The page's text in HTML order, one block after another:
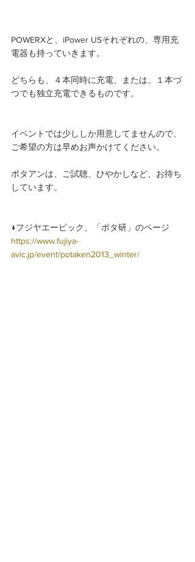
POWERXと、iPower USそれぞれの、専用充
電器も持っていきます。
どちらも、４本同時に充電、または、１本づ
つでも独立充電できるものです。
イベントでは少ししか用意してませんので、
ご希望の方は早めお声かけてください。
ポタアンは、ご試聴、ひやかしなど、お待ち
しています。
↓フジヤエービック、「ポタ研」のページ
https://www.fujiya-
avic.jp/event/potaken2013_winter/